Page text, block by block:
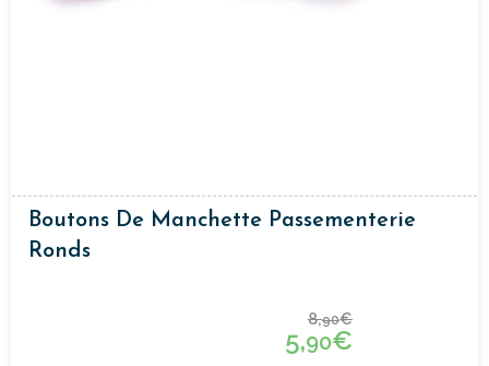
Boutons De Manchette Passementerie
Ronds
8,90€
5,90€